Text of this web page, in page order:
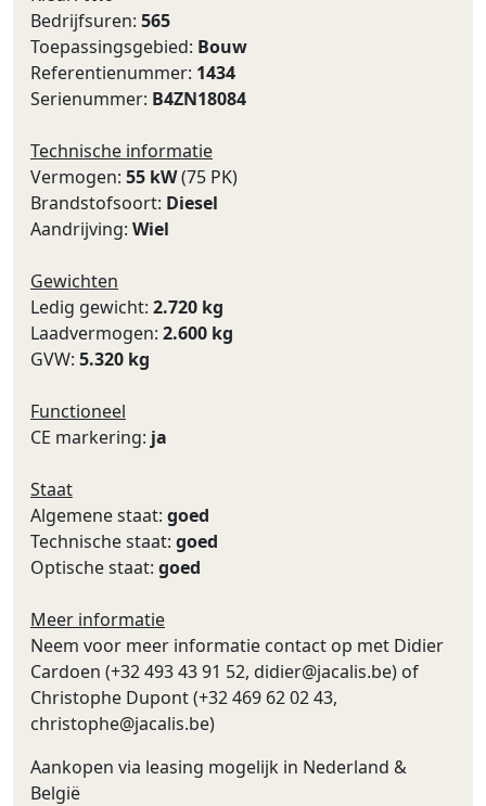
Bedrijfsuren: 565
Toepassingsgebied: Bouw
Referentienummer: 1434
Serienummer: B4ZN18084
Technische informatie
Vermogen: 55 kW(75 PK)
Brandstofsoort: Diesel
Aandrijving: Wiel
Gewichten
Ledig gewicht: 2.720 kg
Laadvermogen: 2.600 kg
GVW: 5.320 kg
Functioneel
CE markering: ja
Staat
Algemene staat: goed
Technische staat: goed
Optische staat: goed
Meer informatie
Neem voor meer informatie contact op met Didier
Cardoen (+32 493 43 91 52, didier@jacalis.be) of
Christophe Dupont (+32 469 62 02 43,
christophe@jacalis.be)
Aankopen via leasing mogelijk in Nederland &
België